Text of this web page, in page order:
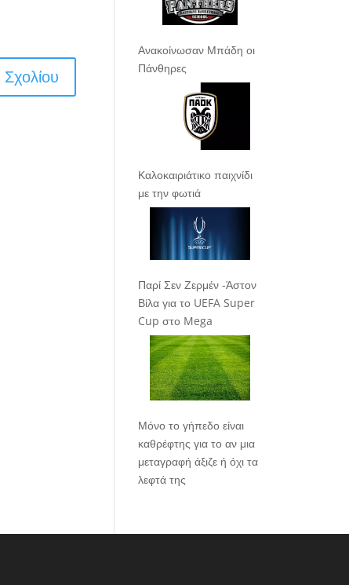
Ανακοίνωσαν Μπάδη οι
Πάνθηρες
Καλοκαιριάτικο παιχνίδι
με την φωτιά
Παρί Σεν Ζερμέν -Άστον
Βίλα για το UEFA Super
Cup στο Mega
Μόνο το γήπεδο είναι
καθρέφτης για το αν μια
μεταγραφή άξιζε ή όχι τα
λεφτά της